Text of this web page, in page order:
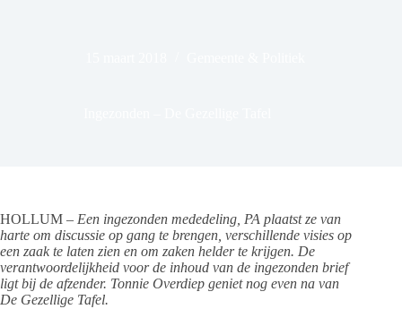
HOLLUM – Een ingezonden mededeling, PA plaatst ze van
harte om discussie op gang te brengen, verschillende visies op
een zaak te laten zien en om zaken helder te krijgen. De
verantwoordelijkheid voor de inhoud van de ingezonden brief
ligt bij de afzender. Tonnie Overdiep geniet nog even na van
De Gezellige Tafel.